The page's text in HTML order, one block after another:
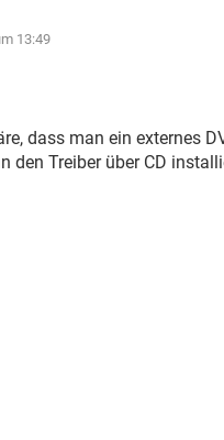
13:49
dass man ein externes
den Treiber über CD